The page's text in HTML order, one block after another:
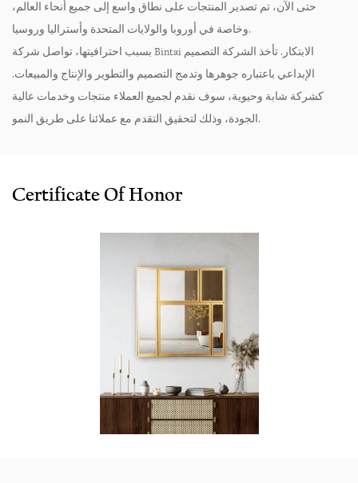
حتى الآن، تم تصدير المنتجات على نطاق واسع إلى جميع أنحاء العالم،
وخاصة في أوروبا والولايات المتحدة وأستراليا وروسيا.
بسبب احترافيتها، تواصل شركة Bintai الابتكار. تأخذ الشركة التصميم
الإبداعي باعتباره جوهرها وتدمج التصميم والتطوير والإنتاج والمبيعات.
كشركة شابة وحيوية، سوف نقدم لجميع العملاء منتجات وخدمات عالية
الجودة، وذلك لتحقيق التقدم مع عملائنا على طريق النمو.
Certificate Of Honor